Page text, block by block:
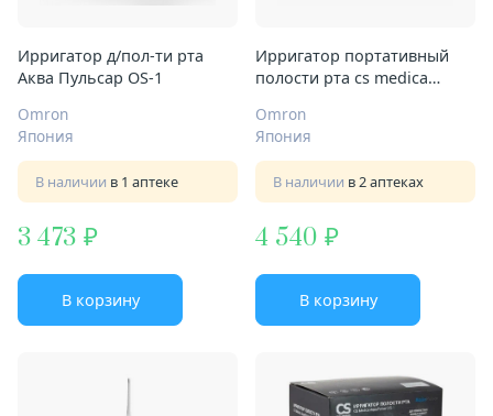
Ирригатор д/пол-ти рта
Аква Пульсар OS-1
Omron
Япония
В наличии в 1 аптеке
3 473
В корзину
Ирригатор портативный
полости рта cs medica
white
Omron
Япония
В наличии в 2 аптеках
4 540
В корзину